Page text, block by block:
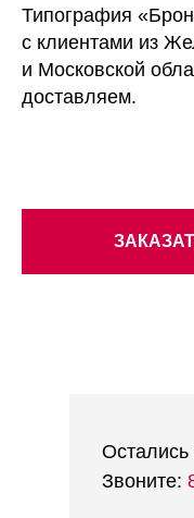
Типография
с клиентами из
и Московской
доставляем.
Звоните: